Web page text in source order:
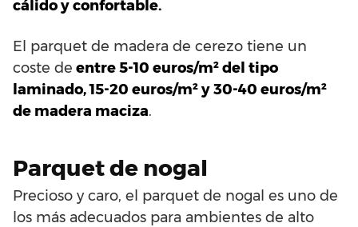
cálido y confortable.
El parquet de madera de cerezo tiene un
coste de entre 5-10 euros/m² del tipo
laminado, 15-20 euros/m² y 30-40 euros/m²
de madera maciza.
Parquet de nogal
Precioso y caro, el parquet de nogal es uno de
los más adecuados para ambientes de alto